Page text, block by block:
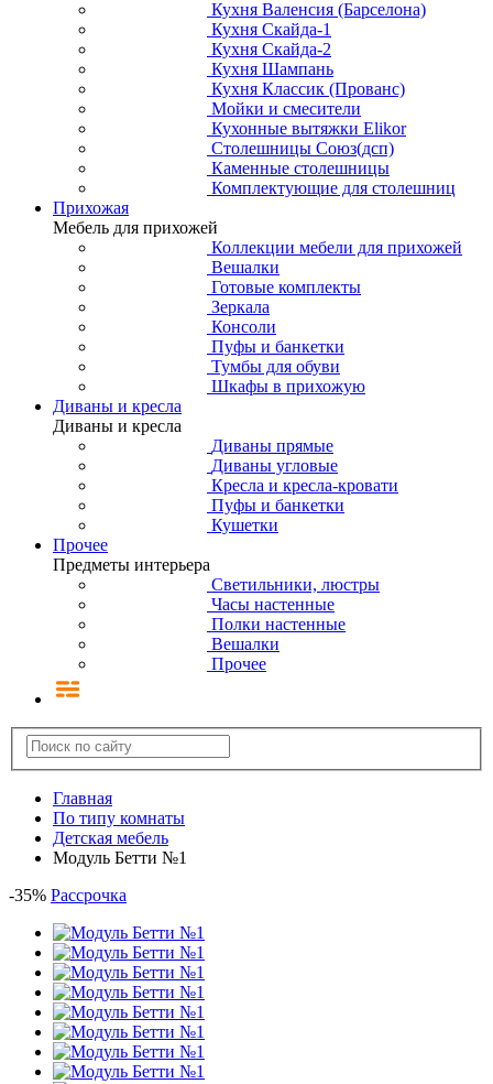
Кухня Валенсия (Барселона)
Кухня Скайда-1
Кухня Скайда-2
Кухня Шампань
Кухня Классик (Прованс)
Мойки и смесители
Кухонные вытяжки Elikor
Столешницы Союз(дсп)
Каменные столешницы
Комплектующие для столешниц
Прихожая
Мебель для прихожей
Коллекции мебели для прихожей
Вешалки
Готовые комплекты
Зеркала
Консоли
Пуфы и банкетки
Тумбы для обуви
Шкафы в прихожую
Диваны и кресла
Диваны и кресла
Диваны прямые
Диваны угловые
Кресла и кресла-кровати
Пуфы и банкетки
Кушетки
Прочее
Предметы интерьера
Светильники, люстры
Часы настенные
Полки настенные
Вешалки
Прочее
Главная
По типу комнаты
Детская мебель
Модуль Бетти №1
-35% Рассрочка